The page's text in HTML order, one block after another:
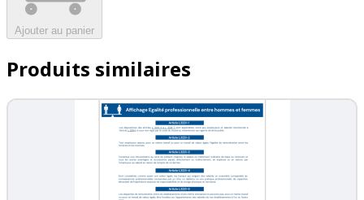
Ajouter au panier
Produits similaires